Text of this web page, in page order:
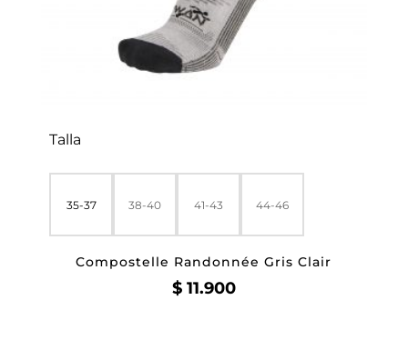
Talla
35-37 38-40 41-43 44-46
Compostelle Randonnée Gris Clair
$11.900